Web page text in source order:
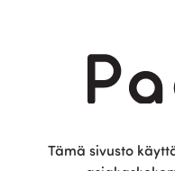
Punainen
45.00 EUR
Tämä sivusto